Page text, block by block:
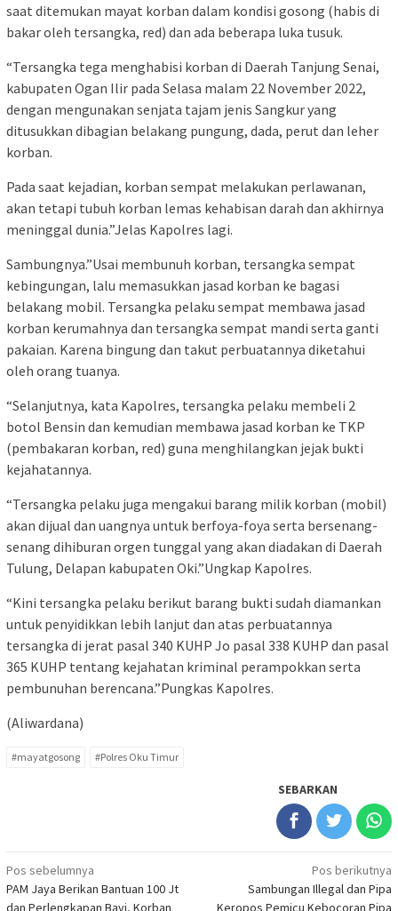
saat ditemukan mayat korban dalam kondisi gosong (habis di
bakar oleh tersangka, red) dan ada beberapa luka tusuk.
“Tersangka tega menghabisi korban di Daerah Tanjung Senai,
kabupaten Ogan Ilir pada Selasa malam 22 November 2022,
dengan mengunakan senjata tajam jenis Sangkur yang
ditusukkan dibagian belakang pungung, dada, perut dan leher
korban.
Pada saat kejadian, korban sempat melakukan perlawanan,
akan tetapi tubuh korban lemas kehabisan darah dan akhirnya
meninggal dunia.”Jelas Kapolres lagi.
Sambungnya.”Usai membunuh korban, tersangka sempat
kebingungan, lalu memasukkan jasad korban ke bagasi
belakang mobil. Tersangka pelaku sempat membawa jasad
korban kerumahnya dan tersangka sempat mandi serta ganti
pakaian. Karena bingung dan takut perbuatannya diketahui
oleh orang tuanya.
“Selanjutnya, kata Kapolres, tersangka pelaku membeli 2
botol Bensin dan kemudian membawa jasad korban ke TKP
(pembakaran korban, red) guna menghilangkan jejak bukti
kejahatannya.
“Tersangka pelaku juga mengakui barang milik korban (mobil)
akan dijual dan uangnya untuk berfoya-foya serta bersenang-
senang dihiburan orgen tunggal yang akan diadakan di Daerah
Tulung, Delapan kabupaten Oki.”Ungkap Kapolres.
“Kini tersangka pelaku berikut barang bukti sudah diamankan
untuk penyidikkan lebih lanjut dan atas perbuatannya
tersangka di jerat pasal 340 KUHP Jo pasal 338 KUHP dan pasal
365 KUHP tentang kejahatan kriminal perampokkan serta
pembunuhan berencana.”Pungkas Kapolres.
(Aliwardana)
#mayatgosong #Polres Oku Timur
SEBARKAN
Navigasi
pos
Pos sebelumnya
PAM Jaya Berikan Bantuan 100 Jt
dan Perlengkapan Bayi, Korban
Pos berikutnya
Sambungan Illegal dan Pipa
Keropos Pemicu Kebocoran Pipa